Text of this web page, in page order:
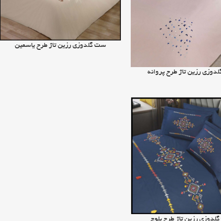
رزین تاژ طرح پروانه
اطلاعات بیشتر
ست گلدوزی رزین تاژ طرح یاسمین
رزین تاژ طرح بلوچ